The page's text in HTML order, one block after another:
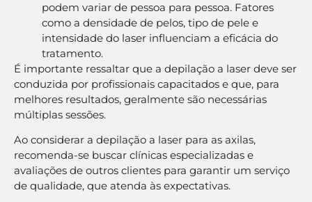
podem variar de pessoa para pessoa. Fatores
como a densidade de pelos, tipo de pele e
intensidade do laser influenciam a eficácia do
tratamento.
É importante ressaltar que a depilação a laser deve ser
conduzida por profissionais capacitados e que, para
melhores resultados, geralmente são necessárias
múltiplas sessões.
Ao considerar a depilação a laser para as axilas,
recomenda-se buscar clínicas especializadas e
avaliações de outros clientes para garantir um serviço
de qualidade, que atenda às expectativas.